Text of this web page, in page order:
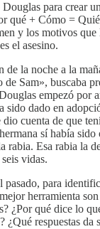
Douglas para crear
qué + Cómo =
y los motivos que
el asesino.
de la noche a la
Sam», buscaba
empezó por
sido dado en
cuenta de que
sí había sido
Esa rabia la
vidas.
pasado, para
herramienta
¿Por qué dice lo
¿Qué respuestas da